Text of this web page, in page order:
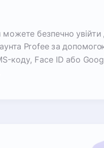
можете безпечно увійти
Profee за
коду, Face ID або